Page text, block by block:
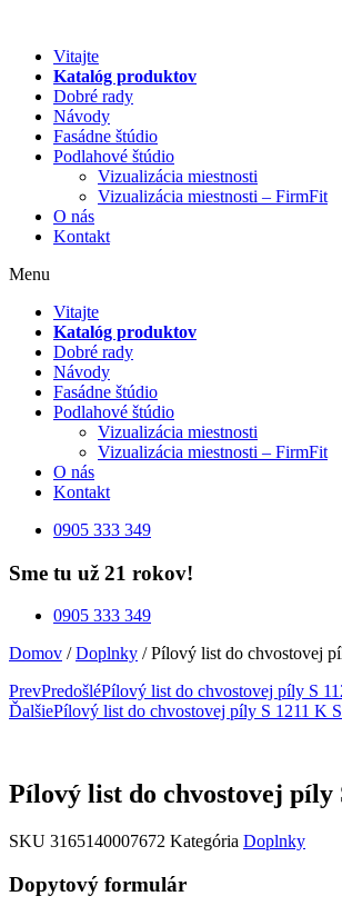
obsah
Vitajte
Katalóg produktov
Dobré rady
Návody
Fasádne štúdio
Podlahové štúdio
Vizualizácia miestnosti
Vizualizácia miestnosti – FirmFit
O nás
Kontakt
Menu
Vitajte
Katalóg produktov
Dobré rady
Návody
Fasádne štúdio
Podlahové štúdio
Vizualizácia miestnosti
Vizualizácia miestnosti – FirmFit
O nás
Kontakt
0905 333 349
Sme tu už 21 rokov!
0905 333 349
Domov /Doplnky / Pílový list do chvostovej
PrevPredošléPílový list do chvostovej píly S
ĎalšiePílový list do chvostovej píly S 1211 K
Pílový list do chvostovej píly
SKU 3165140007672 Kategória Doplnky
Dopytový formulár